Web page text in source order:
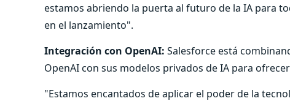
estamos abriendo la puerta al futuro de la IA para
en el lanzamiento".
Integración con OpenAI: Salesforce está
OpenAI con sus modelos privados de IA para
"Estamos encantados de aplicar el poder de la